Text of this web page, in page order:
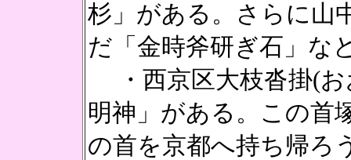
杉」がある。さらに山
だ「金時斧研ぎ石」な
・西京区大枝沓掛(お
明神」がある。この首
の首を京都へ持ち帰ろ